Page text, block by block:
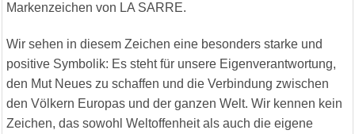
Markenzeichen von LA SARRE.
Wir sehen in diesem Zeichen eine besonders starke und
positive Symbolik: Es steht für unsere Eigenverantwortung,
den Mut Neues zu schaffen und die Verbindung zwischen
den Völkern Europas und der ganzen Welt. Wir kennen kein
Zeichen, das sowohl Weltoffenheit als auch die eigene